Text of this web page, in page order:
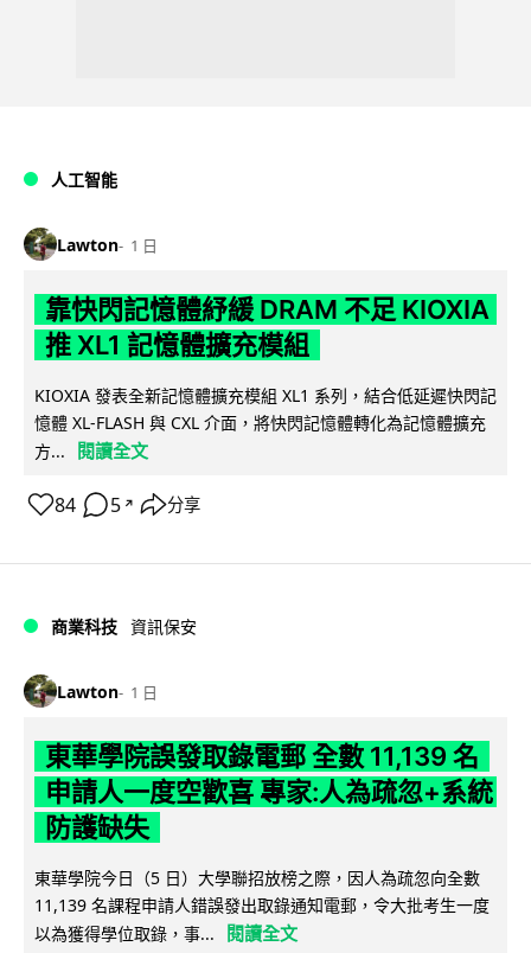
人工智能
Lawton 1 日
靠快閃記憶體紓緩 DRAM 不足 KIOXIA
推 XL1 記憶體擴充模組
KIOXIA 發表全新記憶體擴充模組 XL1 系列，結合低延遲快閃記
憶體 XL-FLASH 與 CXL 介面，將快閃記憶體轉化為記憶體擴充
方...
閱讀全文
84 5 ↗ 分享
商業科技 資訊保安
Lawton 1 日
東華學院誤發取錄電郵 全數 11,139 名
申請人一度空歡喜 專家:人為疏忽+系統
防護缺失
東華學院今日（5 日）大學聯招放榜之際，因人為疏忽向全數
11,139 名課程申請人錯誤發出取錄通知電郵，令大批考生一度
以為獲得學位取錄，事...
閱讀全文